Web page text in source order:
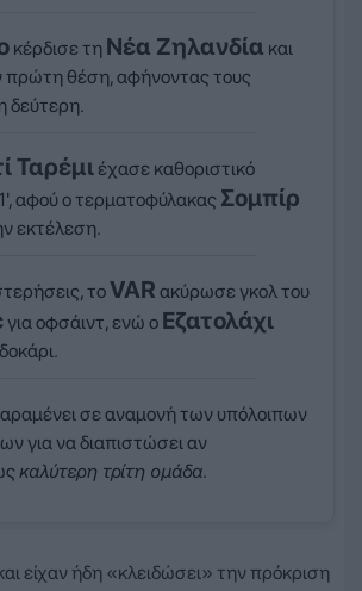
κέρδισε τη Νέα Ζηλανδία και
πρώτη θέση, αφήνοντας τους
δεύτερη.
Ταρέμι έχασε καθοριστικό
αφού ο τερματοφύλακας Σομπίρ
εκτέλεση.
τοVAR ακύρωσε γκολ του
για οφσάιντ, ενώ ο Εζατολάχι
σε αναμονή των υπόλοιπων
για να διαπιστώσει αν
καλύτερη τρίτη ομάδα.
είχαν ήδη «κλειδώσει» την πρόκριση